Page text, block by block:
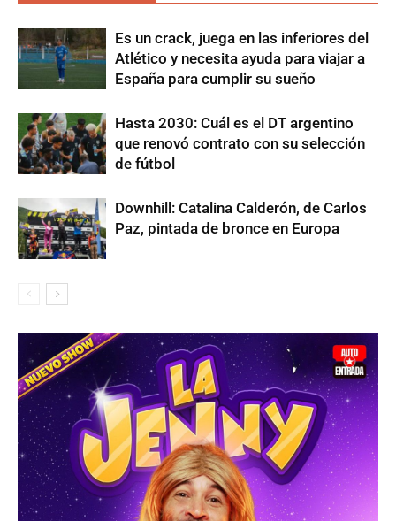
Es un crack, juega en las inferiores del
Atlético y necesita ayuda para viajar a
España para cumplir su sueño
Hasta 2030: Cuál es el DT argentino
que renovó contrato con su selección
de fútbol
Downhill: Catalina Calderón, de Carlos
Paz, pintada de bronce en Europa